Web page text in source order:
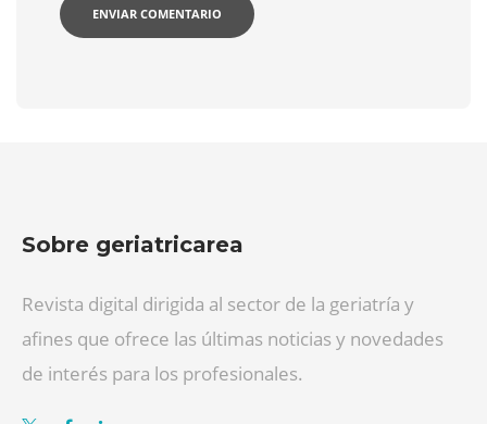
Sobre geriatricarea
Revista digital dirigida al sector de la geriatría y
afines que ofrece las últimas noticias y novedades
de interés para los profesionales.